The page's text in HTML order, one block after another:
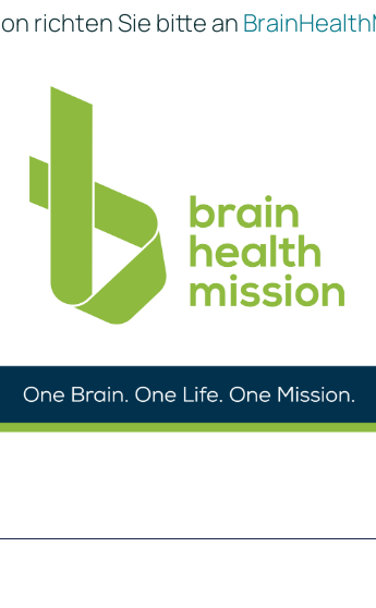
richten Sie bitte an